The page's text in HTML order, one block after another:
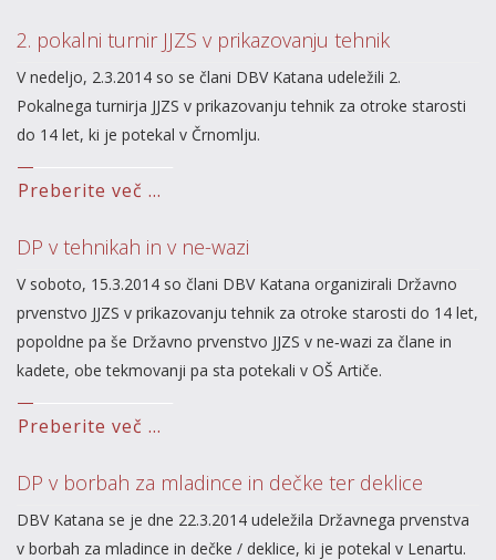
2. pokalni turnir JJZS v prikazovanju tehnik
V nedeljo, 2.3.2014 so se člani DBV Katana udeležili 2.
Pokalnega turnirja JJZS v prikazovanju tehnik za otroke starosti
do 14 let, ki je potekal v Črnomlju.
Preberite več ...
DP v tehnikah in v ne-wazi
V soboto, 15.3.2014 so člani DBV Katana organizirali Državno
prvenstvo JJZS v prikazovanju tehnik za otroke starosti do 14 let,
popoldne pa še Državno prvenstvo JJZS v ne‑wazi za člane in
kadete, obe tekmovanji pa sta potekali v OŠ Artiče.
Preberite več ...
DP v borbah za mladince in dečke ter deklice
DBV Katana se je dne 22.3.2014 udeležila Državnega prvenstva
v borbah za mladince in dečke / deklice, ki je potekal v Lenartu.